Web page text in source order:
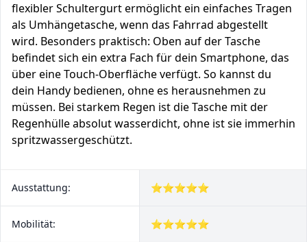
flexibler Schultergurt ermöglicht ein einfaches Tragen
als Umhängetasche, wenn das Fahrrad abgestellt
wird. Besonders praktisch: Oben auf der Tasche
befindet sich ein extra Fach für dein Smartphone, das
über eine Touch-Oberfläche verfügt. So kannst du
dein Handy bedienen, ohne es herausnehmen zu
müssen. Bei starkem Regen ist die Tasche mit der
Regenhülle absolut wasserdicht, ohne ist sie immerhin
spritzwassergeschützt.
Ausstattung: ⭐⭐⭐⭐⭐
Mobilität: ⭐⭐⭐⭐⭐